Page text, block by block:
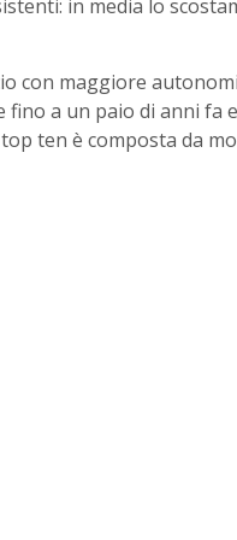
in media lo
con maggiore
a un paio di anni fa
ten è composta da